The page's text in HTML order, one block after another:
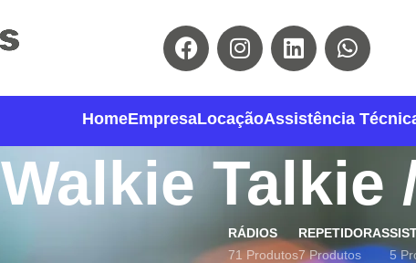
HomeEmpresaLocaçãoAssistência
Walkie Talkie
RÁDIOS
71 Produtos
REPETIDORAS
7 Produtos
5